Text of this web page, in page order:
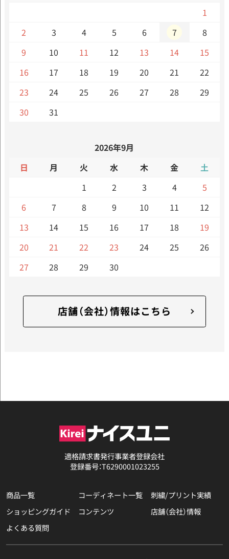
1
2
3 4 5 6 7
8
9
10 11 12 13 14
15
16
17 18 19 20 21
22
23
24 25 26 27 28
29
30
31
2026年9月
日
月 火 水 木 金
土
1
2 3 4
5
6
7 8 9 10 11
12
13
14 15 16 17 18
19
20
21 22 23 24 25
26
27
28 29 30
店舗（会社）情報はこちら
適格請求書発行事業者登録会社
登録番号：T6290001023255
商品一覧 コーディネート一覧
刺繍/プリント実績
ショッピングガイド
コンテンツ
店舗（会社）情報
よくある質問